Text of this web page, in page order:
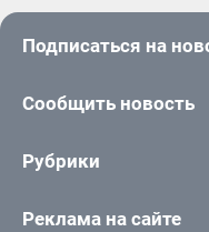
Подписаться на
Сообщить новость
Рубрики
Реклама на сайте